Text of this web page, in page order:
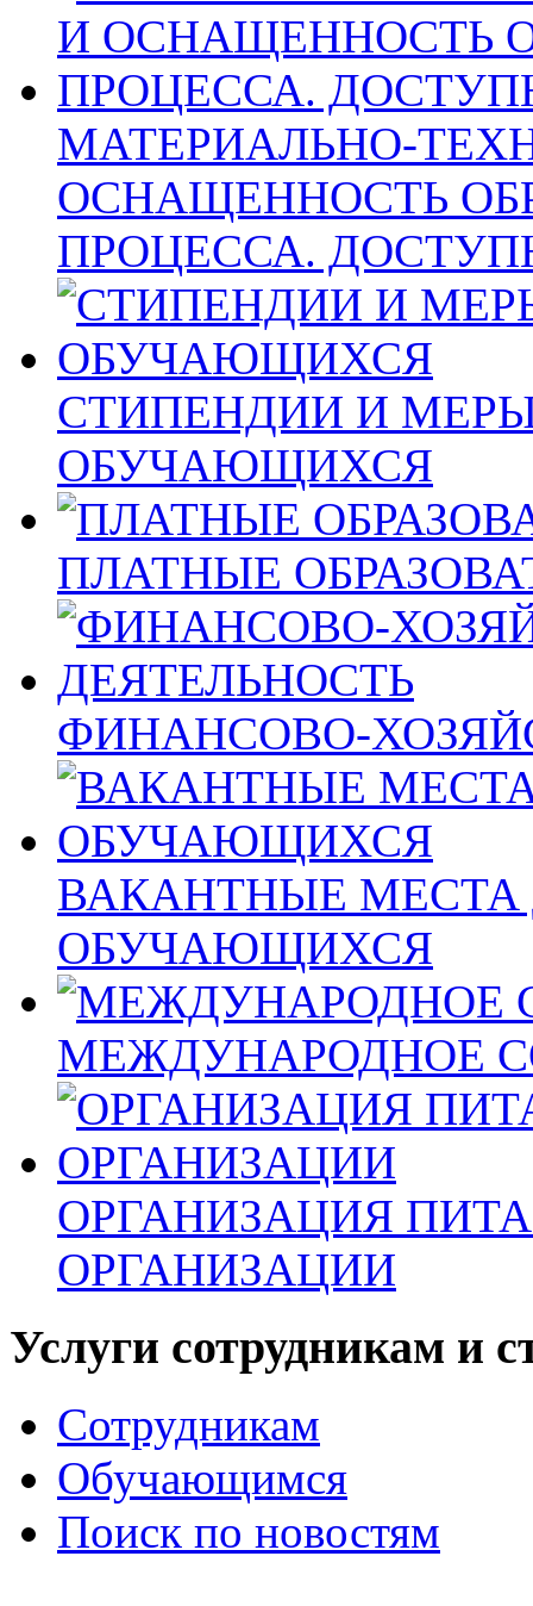
МАТЕРИАЛЬНО-
ОСНАЩЕННОСТЬ
ПРОЦЕССА.
СТИПЕНДИИ И
ОБУЧАЮЩИХСЯ
ПЛАТНЫЕ
ФИНАНСОВО-
ВАКАНТНЫЕ МЕСТА
ОБУЧАЮЩИХСЯ
МЕЖДУНАРОДНОЕ
ОРГАНИЗАЦИЯ
ОРГАНИЗАЦИИ
Услуги сотрудникам и
Сотрудникам
Обучающимся
Поиск по новостям